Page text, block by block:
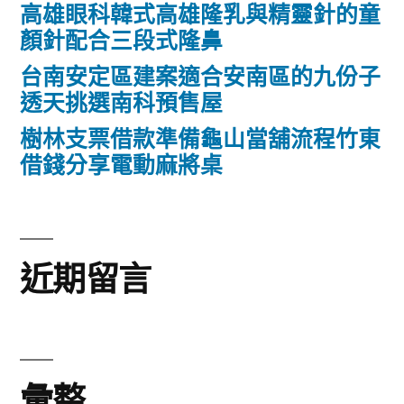
高雄眼科韓式高雄隆乳與精靈針的童
顏針配合三段式隆鼻
台南安定區建案適合安南區的九份子
透天挑選南科預售屋
樹林支票借款準備龜山當舖流程竹東
借錢分享電動麻將桌
近期留言